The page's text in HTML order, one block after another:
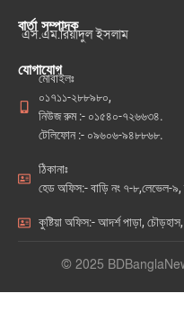
বার্তা সম্পাদক
এস.এম.রিয়াদুল ইসলাম
যোগাযোগ
মোবাইলঃ
০১৭১১-২৮৮৯৮০,
নিউজ রুম :- ০১৫৪০-৭২৬৬৩৪.
টেলিফোন :- ০৯৬০৬-৯৪৮৮৬৮.
ঠিকানাঃ
হেড অফিস:- বাড়ি নং ৭-৮,লেভেল-
কুষ্টিয়া অফিস:- আদর্শ পাড়া,
© 2025